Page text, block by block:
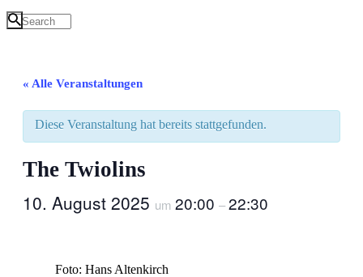
« Alle Veranstaltungen
Diese Veranstaltung hat bereits stattgefunden.
The Twiolins
10. August 2025 um 20:00 –22:30
Foto: Hans Altenkirch